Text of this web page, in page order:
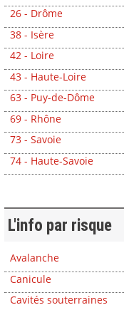
26 - Drôme
38 - Isère
42 - Loire
43 - Haute-Loire
63 - Puy-de-Dôme
69 - Rhône
73 - Savoie
74 - Haute-Savoie
L'info par risque
Avalanche
Canicule
Cavités souterraines